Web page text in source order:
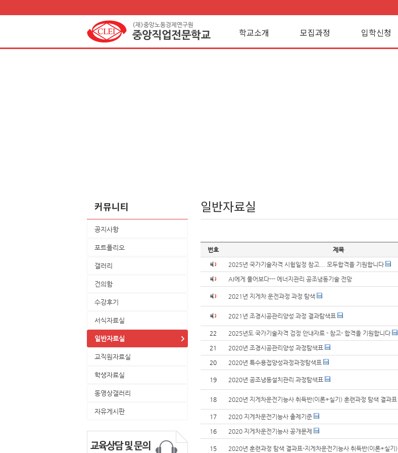
학교소개 모집과정 입학신청
커뮤니티
공지사항
포트폴리오
갤러리
건의함
수강후기
서식자료실
일반자료실
교직원자료실
학생자료실
동영상갤러리
자유게시판
일반자료실
번호 제목
2025년 국가기술자격 시험일정 참고... 모두합격을 기원합니다
AI에게 물어보다--- 에너지관리 공조냉동기술 전망
2021년 지게차 운전과정 과정 탐색
2021년 조경시공관리양성 과정 결과탐색표
22 2025년도 국가기술자격 검정 안내자료 - 참고- 합격을 기원합니다
21 2020년 조경시공관리양성 과정탐색표
20 2020년 특수용접양성과정과정탐색표
19 2020년 공조냉동설치관리 과정탐색표
18 2020년 지게차운전기능사 취득반(이론+실기) 훈련과정 탐색 결과표
17 2020 지게차운전기능사 출제기준
16 2020 지게차운전기능사 공개문제
15 2020년 훈련과정 탐색 결과표-지게차운전기능사 취득반(이론+실기)